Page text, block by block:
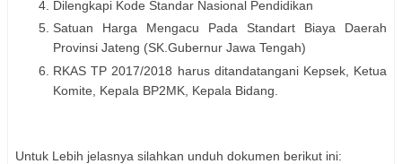
Dilengkapi Kode Standar Nasional Pendidikan
Satuan Harga Mengacu Pada Standart Biaya Daerah
Provinsi Jateng (SK.Gubernur Jawa Tengah)
RKAS TP 2017/2018 harus ditandatangani Kepsek, Ketua
Komite, Kepala BP2MK, Kepala Bidang.
Untuk Lebih jelasnya silahkan unduh dokumen berikut ini: